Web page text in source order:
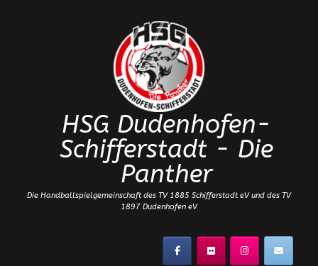
HSG Dudenhofen-
Schifferstadt - Die
Panther
Die Handballspielgemeinschaft des TV 1885 Schifferstadt eV und des TV
1897 Dudenhofen eV